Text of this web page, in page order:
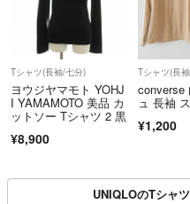
Tシャツ(長袖/七分)
ヨウジヤマモト YOHJ
I YAMAMOTO 美品 カ
ットソー Tシャツ 2 黒
¥8,900
Tシャツ(長
converse
ュ 長袖
¥1,200
UNIQLOのTシャ